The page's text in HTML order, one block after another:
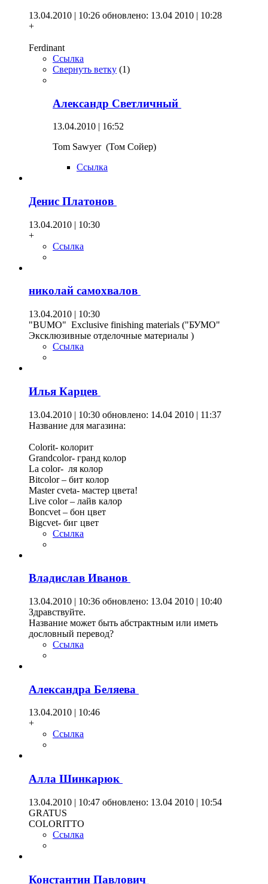
13.04.2010 | 10:26 обновлено: 13.04 2010 | 10:28
+
Ferdinant
Ссылка
Свернуть ветку (1)
Александр Светличный
13.04.2010 | 16:52
Tom Sawyer (Том Сойер)
Ссылка
Денис Платонов
13.04.2010 | 10:30
+
Ссылка
николай самохвалов
13.04.2010 | 10:30
"BUMO" Exclusive finishing materials ("БУМО"
Эксклюзивные отделочные материалы )
Ссылка
Илья Карцев
13.04.2010 | 10:30 обновлено: 14.04 2010 | 11:37
Название для магазина:
Colorit- колорит
Grandcolor- гранд колор
Lа color- ля колор
Bitcolor – бит колор
Master cveta- мастер цвета!
Live color – лайв калор
Boncvet – бон цвет
Bigcvet- биг цвет
Ссылка
Владислав Иванов
13.04.2010 | 10:36 обновлено: 13.04 2010 | 10:40
Здравствуйте.
Название может быть абстрактным или иметь
дословный перевод?
Ссылка
Александра Беляева
13.04.2010 | 10:46
+
Ссылка
Алла Шинкарюк
13.04.2010 | 10:47 обновлено: 13.04 2010 | 10:54
GRATUS
COLORITTO
Ссылка
Константин Павлович